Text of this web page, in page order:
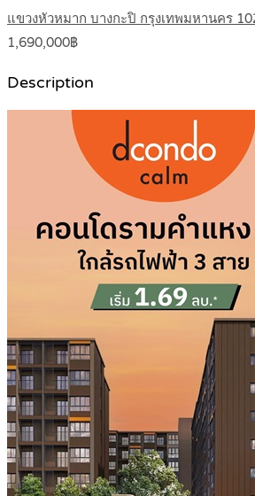
แขวงหัวหมาก บางกะปิ กรุงเทพมหานคร
1,690,000฿
Description